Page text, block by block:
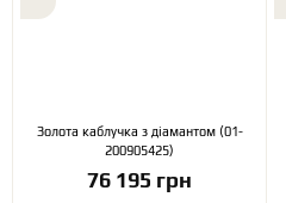
Золота каблучка з діамантом (01-
200905425)
76 195 грн